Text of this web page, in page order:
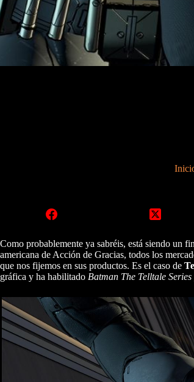
Como probablemente ya sabréis, está siendo un
americana de Acción de Gracias, todos los
que nos fijemos en sus productos. Es el caso de
gráfica y ha habilitado Batman The Telltale